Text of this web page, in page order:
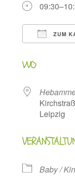
ZUM
WO
Leipzig
Baby /